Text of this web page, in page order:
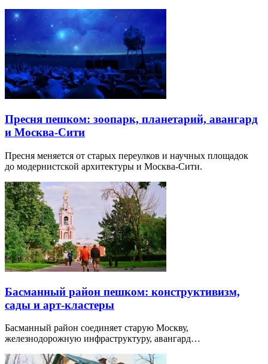
Пресня пешком: зоопарк, планетарий, авангард
и Москва-Сити
Пресня меняется от старых переулков и научных площадок
до модернистской архитектуры и Москва-Сити.
Басманный район пешком: конструктивизм,
сады и арт-кластеры
Басманный район соединяет старую Москву,
железнодорожную инфраструктуру, авангард…